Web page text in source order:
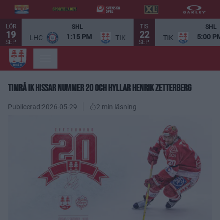
LÖR
19
SEP.
SHL
LHC 1:15 PM TIK
TIS
22
SEP.
SHL
TIK 5:00
TIMRÅ IK HISSAR NUMMER 20 OCH HYLLAR HENRIK ZETTERBERG
Publicerad:2026-05-29 2 min läsning